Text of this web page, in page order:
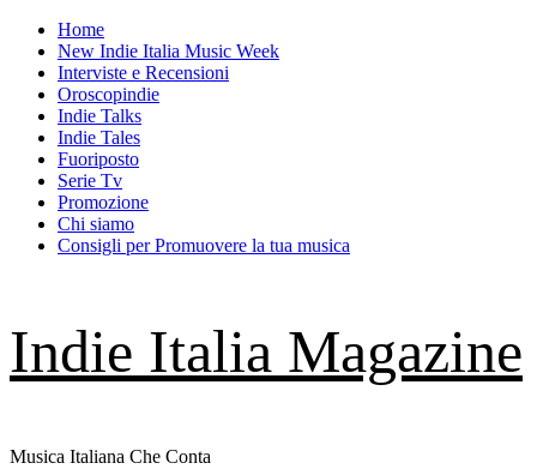
Skip
content
Home
New Indie Italia Music Week
Interviste e Recensioni
Oroscopindie
Indie Talks
Indie Tales
Fuoriposto
Serie Tv
Promozione
Chi siamo
Consigli per Promuovere la tua musica
Indie Italia Magazine
Musica Italiana Che Conta